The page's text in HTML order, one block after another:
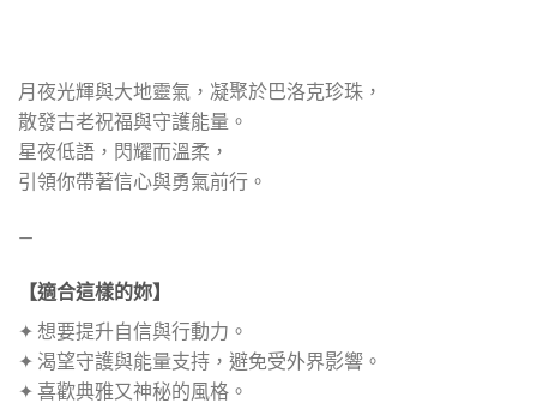
月夜光輝與大地靈氣，凝聚於巴洛克珍珠，
散發古老祝福與守護能量。
星夜低語，閃耀而溫柔，
引領你帶著信心與勇氣前行。
—
【適合這樣的妳】
✦ 想要提升自信與行動力。
✦ 渴望守護與能量支持，避免受外界影響。
✦ 喜歡典雅又神秘的風格。